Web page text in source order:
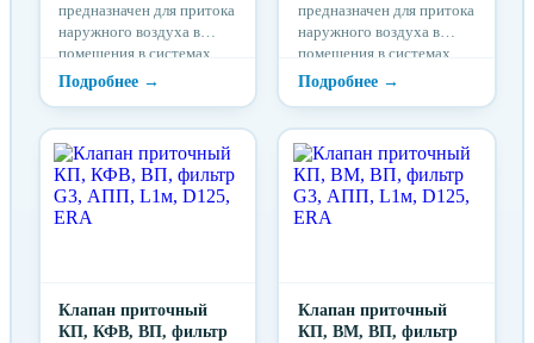
предназначен для притока
наружного воздуха в
помещения в системах
вентиляции,
преимущественно с
вытяжкой
предназначен для притока
наружного воздуха в
помещения в системах
вентиляции,
преимущественно с
вытяжкой
Клапан приточный
КП, КФВ, ВП, фильтр
Клапан приточный
КП, ВМ, ВП, фильтр